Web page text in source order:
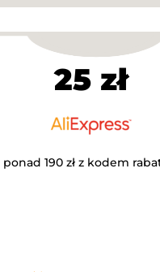
25 zł
190 zł z kodem